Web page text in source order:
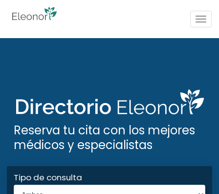
Reserva tu cita con los mejores
médicos y especialistas
Tipo de consulta